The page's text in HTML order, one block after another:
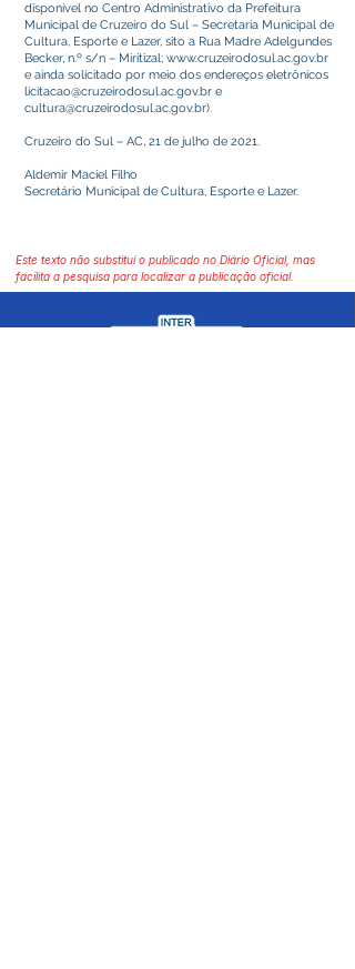
disponível no Centro Administrativo da Prefeitura
Municipal de Cruzeiro do Sul – Secretaria Municipal de
Cultura, Esporte e Lazer, sito a Rua Madre Adelgundes
Becker, n.º s/n – Miritizal; www.cruzeirodosul.ac.gov.br
e ainda solicitado por meio dos endereços eletrônicos
licitacao@cruzeirodosul.ac.gov.br e
cultura@cruzeirodosul.ac.gov.br).
Cruzeiro do Sul – AC, 21 de julho de 2021.
Aldemir Maciel Filho
Secretário Municipal de Cultura, Esporte e Lazer.
Este texto não substitui o publicado no Diário Oficial, mas
facilita a pesquisa para localizar a publicação oficial.